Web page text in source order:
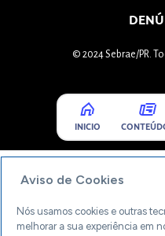
© 2024 Sebrae/PR.
INICIO
Aviso de Cookies
Nós usamos cookies e outras
melhorar a sua experiência em